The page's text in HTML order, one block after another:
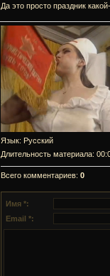
Да это просто праздник
Язык: Русский
Длительность материала:
Всего комментариев: 0
Имя *:
Email *: